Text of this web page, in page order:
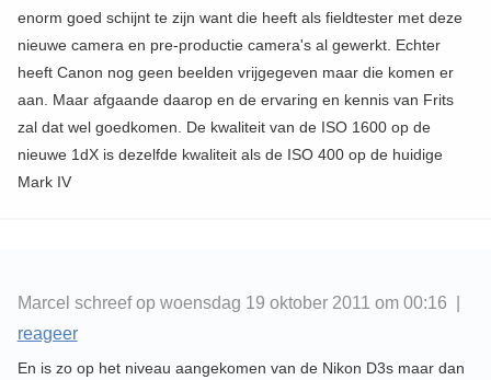
enorm goed schijnt te zijn want die heeft als fieldtester met deze
nieuwe camera en pre-productie camera's al gewerkt. Echter
heeft Canon nog geen beelden vrijgegeven maar die komen er
aan. Maar afgaande daarop en de ervaring en kennis van Frits
zal dat wel goedkomen. De kwaliteit van de ISO 1600 op de
nieuwe 1dX is dezelfde kwaliteit als de ISO 400 op de huidige
Mark IV
Marcel schreef op woensdag 19 oktober 2011 om 00:16 |
reageer
En is zo op het niveau aangekomen van de Nikon D3s maar dan